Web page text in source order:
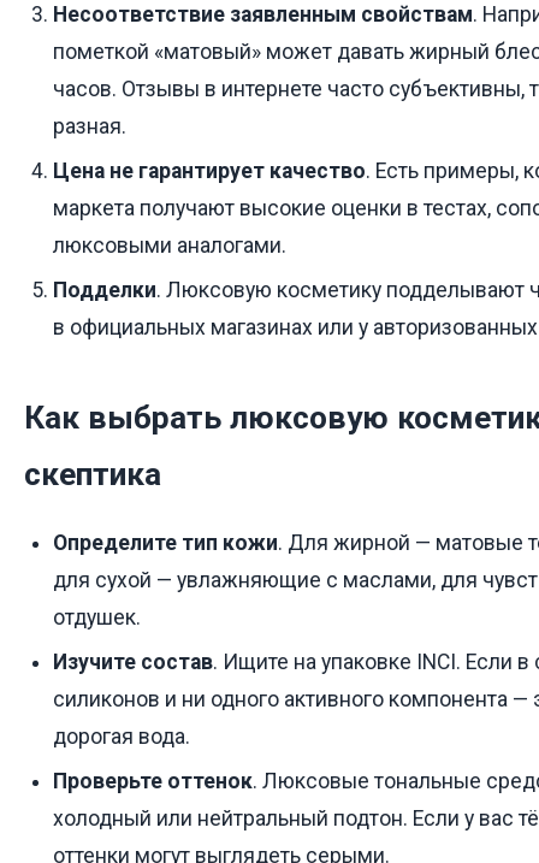
Несоответствие заявленным свойствам.
пометкой «матовый» может давать жирный
часов. Отзывы в интернете часто субъективны,
разная.
Цена не гарантирует качество. Есть примеры,
маркета получают высокие оценки в тестах,
люксовыми аналогами.
Подделки. Люксовую косметику подделывают
в официальных магазинах или у
Как выбрать люксовую
скептика
Определите тип кожи. Для жирной — матовые
для сухой — увлажняющие с маслами, для
отдушек.
Изучите состав. Ищите на упаковке INCI. Если
силиконов и ни одного активного компонента
дорогая вода.
Проверьте оттенок. Люксовые тональные
холодный или нейтральный подтон. Если у вас
оттенки могут выглядеть серыми.